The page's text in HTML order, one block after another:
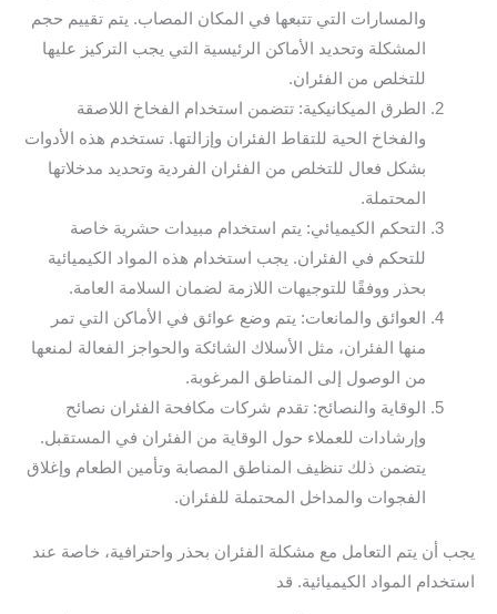
والمسارات التي تتبعها في المكان المصاب. يتم تقييم حجم
المشكلة وتحديد الأماكن الرئيسية التي يجب التركيز عليها
للتخلص من الفئران.
الطرق الميكانيكية: تتضمن استخدام الفخاخ اللاصقة
والفخاخ الحية للتقاط الفئران وإزالتها. تستخدم هذه الأدوات
بشكل فعال للتخلص من الفئران الفردية وتحديد مدخلاتها
المحتملة.
التحكم الكيميائي: يتم استخدام مبيدات حشرية خاصة
للتحكم في الفئران. يجب استخدام هذه المواد الكيميائية
بحذر ووفقًا للتوجيهات اللازمة لضمان السلامة العامة.
العوائق والمانعات: يتم وضع عوائق في الأماكن التي تمر
منها الفئران، مثل الأسلاك الشائكة والحواجز الفعالة لمنعها
من الوصول إلى المناطق المرغوبة.
الوقاية والنصائح: تقدم شركات مكافحة الفئران نصائح
وإرشادات للعملاء حول الوقاية من الفئران في المستقبل.
يتضمن ذلك تنظيف المناطق المصابة وتأمين الطعام وإغلاق
الفجوات والمداخل المحتملة للفئران.
يجب أن يتم التعامل مع مشكلة الفئران بحذر واحترافية، خاصة عند
استخدام المواد الكيميائية. قد